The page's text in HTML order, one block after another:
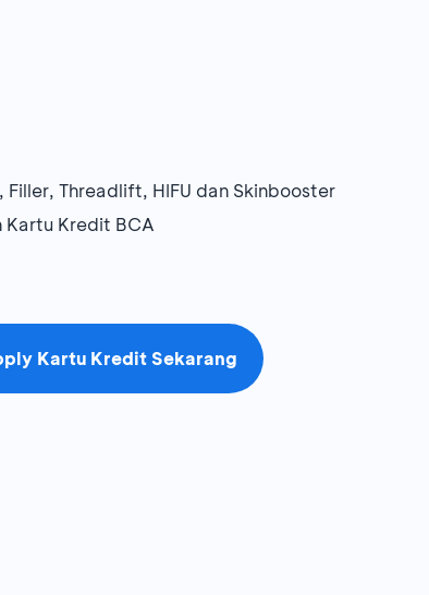
Threadlift, HIFU dan Skinbooster
Kartu Kredit BCA
Kartu Kredit Sekarang